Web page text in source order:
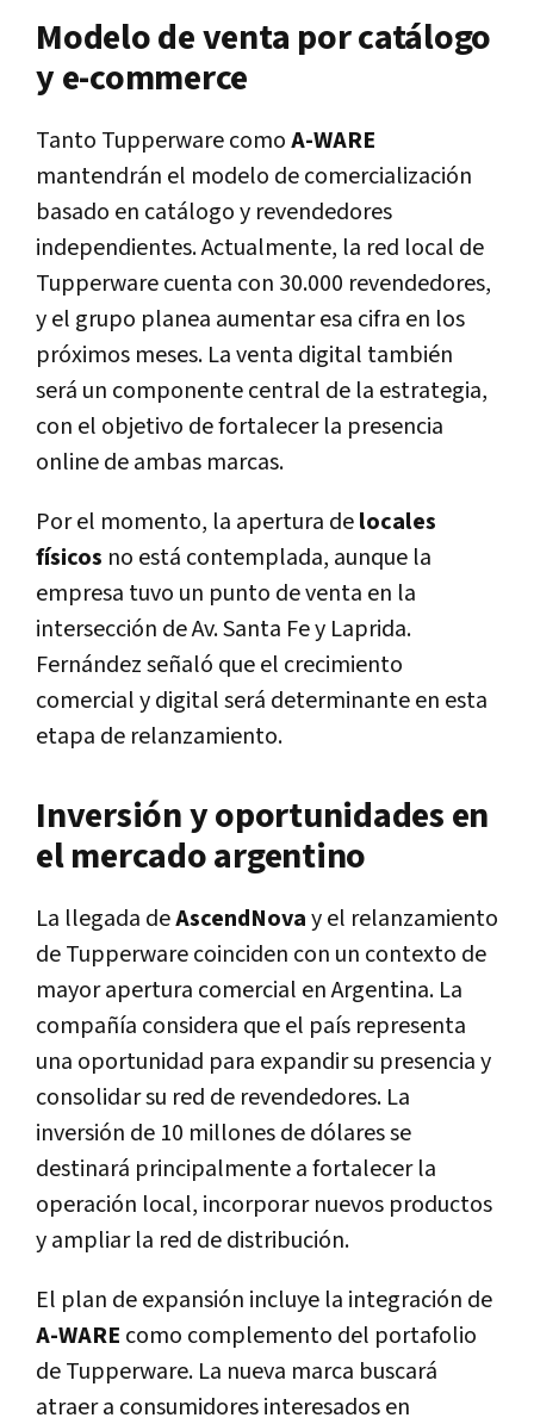
Modelo de venta por catálogo
y e-commerce
Tanto Tupperware comoA-WARE
mantendrán el modelo de comercialización
basado en catálogo y revendedores
independientes. Actualmente, la red local de
Tupperware cuenta con 30.000 revendedores,
y el grupo planea aumentar esa cifra en los
próximos meses. La venta digital también
será un componente central de la estrategia,
con el objetivo de fortalecer la presencia
online de ambas marcas.
Por el momento, la apertura delocales
físicos no está contemplada, aunque la
empresa tuvo un punto de venta en la
intersección de Av. Santa Fe y Laprida.
Fernández señaló que el crecimiento
comercial y digital será determinante en esta
etapa de relanzamiento.
Inversión y oportunidades en
el mercado argentino
La llegada deAscendNovay el relanzamiento
de Tupperware coinciden con un contexto de
mayor apertura comercial en Argentina. La
compañía considera que el país representa
una oportunidad para expandir su presencia y
consolidar su red de revendedores. La
inversión de 10 millones de dólares se
destinará principalmente a fortalecer la
operación local, incorporar nuevos productos
y ampliar la red de distribución.
El plan de expansión incluye la integración de
A-WARE como complemento del portafolio
de Tupperware. La nueva marca buscará
atraer a consumidores interesados en